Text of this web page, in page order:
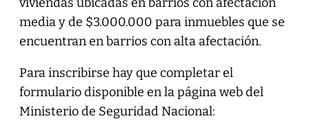
media y de $3.000.000 para inmuebles que se
encuentran en barrios con alta afectación.
Para inscribirse hay que completar el
formulario disponible en la página web del
Ministerio de Seguridad Nacional: